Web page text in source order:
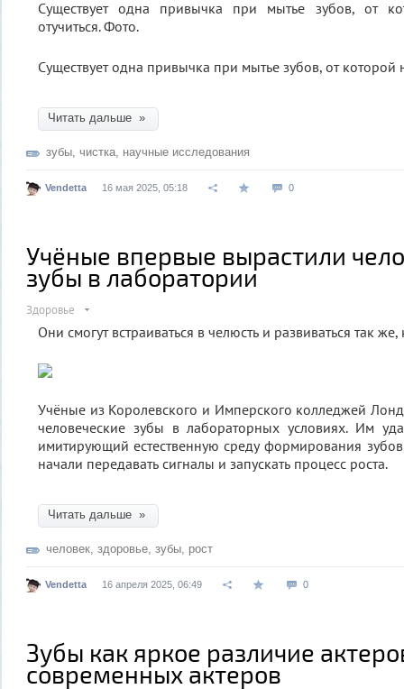
Существует одна привычка при мытье зубов, от которой
Читать дальше »
зубы, чистка, научные исследования
Vendetta 16 мая 2025, 05:18 0
Учёные впервые вырастили
зубы в лаборатории
Здоровье
Они смогут встраиваться в челюсть и развиваться так
Учёные из Королевского и Имперского колледжей
человеческие зубы в лабораторных условиях. Им
имитирующий естественную среду формирования
начали передавать сигналы и запускать процесс роста.
Читать дальше »
человек, здоровье, зубы, рост
Vendetta 16 апреля 2025, 06:49 0
Зубы как яркое различие
современных актеров